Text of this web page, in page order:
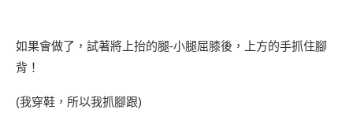
如果會做了，試著將上抬的腿-小腿屈膝後，上方的手抓住腳
背！
(我穿鞋，所以我抓腳跟)